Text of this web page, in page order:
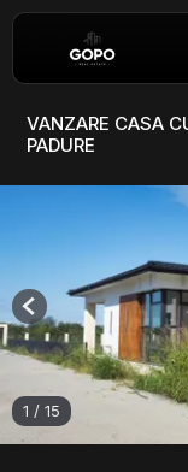
VANZARE CASA
PADURE
1 / 15
Previous